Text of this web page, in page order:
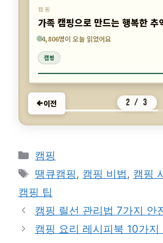
923명이 오늘 읽었어요
캠핑
가족 캠핑으로 만드는 행복한 추
4,806명이 오늘 읽었어요
캠핑
1,602명이 오늘 읽었어요
이전 2 / 3
카
테
고
리
캠핑
태
그
땡큐캠핑 , 캠핑 비법 , 캠핑
캠핑 팁
캠핑 릴선 관리법 7가지 안
캠핑 요리 레시피북 10가지